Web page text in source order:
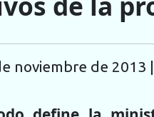
noviembre de 2013